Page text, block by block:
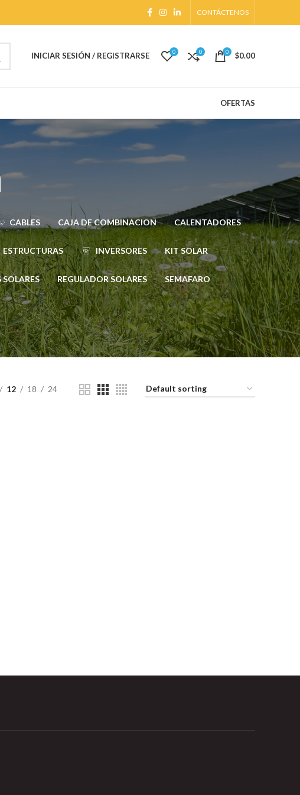
CONTÁCTENOS
INICIAR SESIÓN / REGISTRARSE 0 0 0 $0.00
OFERTAS
CABLES CAJA DE COMBINACION CALENTADORES
ESTRUCTURAS INVERSORES KIT SOLAR
SOLARES REGULADOR SOLARES SEMAFARO
12 18 24